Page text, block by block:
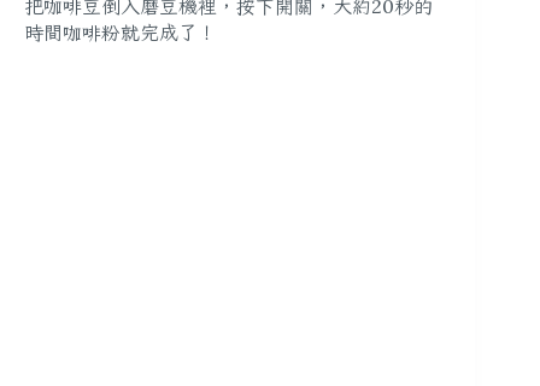
把咖啡豆倒入磨豆機裡，按下開關，大約20秒的
時間咖啡粉就完成了！